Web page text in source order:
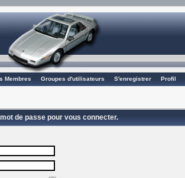
Membres Groupes d'utilisateurs S'enregistrer Profil
de passe pour vous connecter.